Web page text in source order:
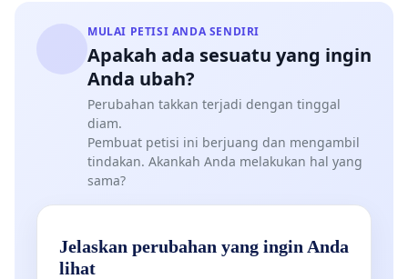
MULAI PETISI ANDA SENDIRI
Apakah ada sesuatu yang ingin
Anda ubah?
Perubahan takkan terjadi dengan tinggal
diam.
Pembuat petisi ini berjuang dan mengambil
tindakan. Akankah Anda melakukan hal yang
sama?
Jelaskan perubahan yang ingin Anda
lihat